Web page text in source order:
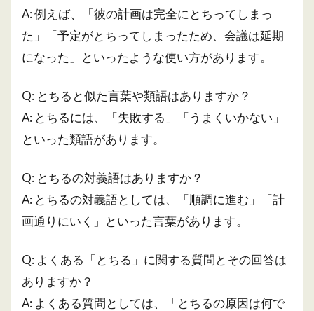
A: 例えば、「彼の計画は完全にとちってしまっ
た」「予定がとちってしまったため、会議は延期
になった」といったような使い方があります。
Q: とちると似た言葉や類語はありますか？
A: とちるには、「失敗する」「うまくいかない」
といった類語があります。
Q: とちるの対義語はありますか？
A: とちるの対義語としては、「順調に進む」「計
画通りにいく」といった言葉があります。
Q: よくある「とちる」に関する質問とその回答は
ありますか？
A: よくある質問としては、「とちるの原因は何で